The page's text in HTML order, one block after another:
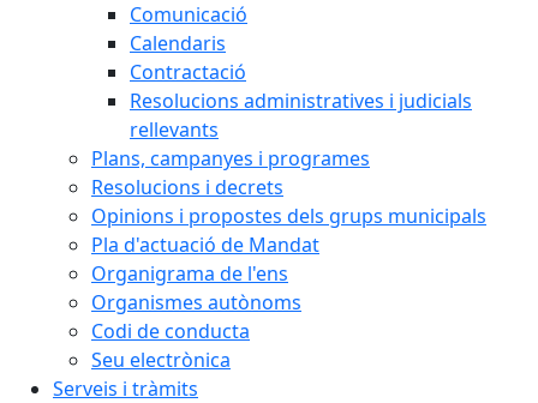
Comunicació
Calendaris
Contractació
Resolucions administratives i judicials
rellevants
Plans, campanyes i programes
Resolucions i decrets
Opinions i propostes dels grups municipals
Pla d'actuació de Mandat
Organigrama de l'ens
Organismes autònoms
Codi de conducta
Seu electrònica
Serveis i tràmits